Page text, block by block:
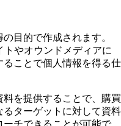
目的で作成されます。
やオウンドメディアに
ことで個人情報を得る仕
を提供することで、購買
ターゲットに対して資料
ーチできることが可能で